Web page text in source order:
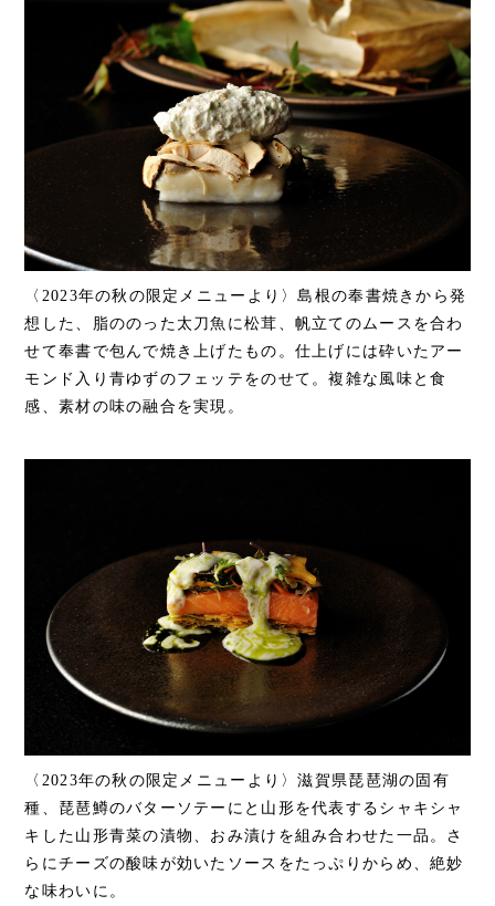
〈2023年の秋の限定メニューより〉島根の奉書焼きから発
想した、脂ののった太刀魚に松茸、帆立てのムースを合わ
せて奉書で包んで焼き上げたもの。仕上げには砕いたアー
モンド入り青ゆずのフェッテをのせて。複雑な風味と食
感、素材の味の融合を実現。
〈2023年の秋の限定メニューより〉滋賀県琵琶湖の固有
種、琵琶鱒のバターソテーにと山形を代表するシャキシャ
キした山形青菜の漬物、おみ漬けを組み合わせた一品。さ
らにチーズの酸味が効いたソースをたっぷりからめ、絶妙
な味わいに。